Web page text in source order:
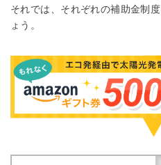
それでは、それぞれの補助金制
ょう。